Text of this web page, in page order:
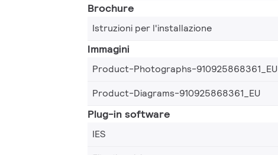
Brochure
Istruzioni per l'installazione
Immagini
Product-Photographs-910925868361_EU
Product-Diagrams-910925868361_EU
Plug-in software
IES